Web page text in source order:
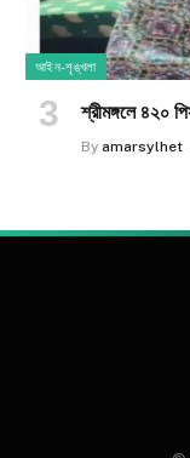
আইন-শৃঙ্খলা
শ্রীমঙ্গলে ৪২০
By amarsylhet